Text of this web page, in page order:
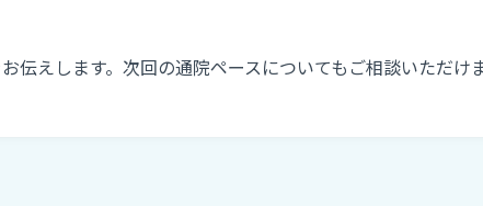
伝えします。次回の通院ペースについてもご相談いただけ